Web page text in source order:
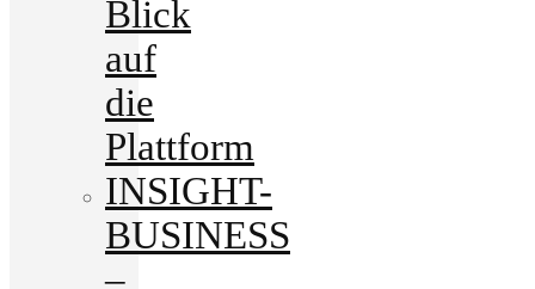
Blick
auf
die
Plattform
INSIGHT-
BUSINESS
–